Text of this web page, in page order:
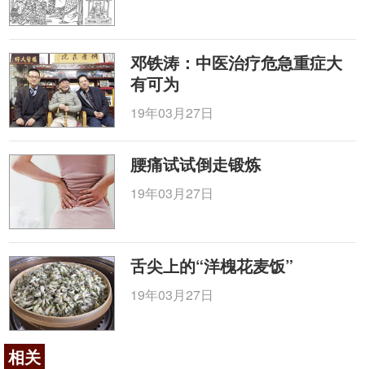
邓铁涛：中医治疗危急重症大
有可为
19年03月27日
腰痛试试倒走锻炼
19年03月27日
舌尖上的“洋槐花麦饭”
19年03月27日
相关